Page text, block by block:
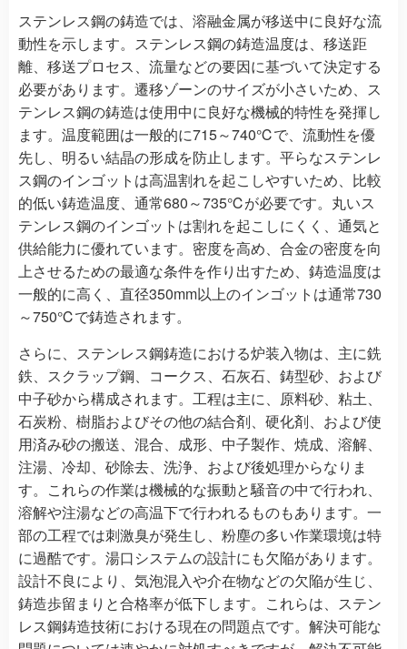
ステンレス鋼の鋳造では、溶融金属が移送中に良好な流
動性を示します。ステンレス鋼の鋳造温度は、移送距
離、移送プロセス、流量などの要因に基づいて決定する
必要があります。遷移ゾーンのサイズが小さいため、ス
テンレス鋼の鋳造は使用中に良好な機械的特性を発揮し
ます。温度範囲は一般的に715～740℃で、流動性を優
先し、明るい結晶の形成を防止します。平らなステンレ
ス鋼のインゴットは高温割れを起こしやすいため、比較
的低い鋳造温度、通常680～735℃が必要です。丸いス
テンレス鋼のインゴットは割れを起こしにくく、通気と
供給能力に優れています。密度を高め、合金の密度を向
上させるための最適な条件を作り出すため、鋳造温度は
一般的に高く、直径350mm以上のインゴットは通常730
～750℃で鋳造されます。
さらに、ステンレス鋼鋳造における炉装入物は、主に銑
鉄、スクラップ鋼、コークス、石灰石、鋳型砂、および
中子砂から構成されます。工程は主に、原料砂、粘土、
石炭粉、樹脂およびその他の結合剤、硬化剤、および使
用済み砂の搬送、混合、成形、中子製作、焼成、溶解、
注湯、冷却、砂除去、洗浄、および後処理からなりま
す。これらの作業は機械的な振動と騒音の中で行われ、
溶解や注湯などの高温下で行われるものもあります。一
部の工程では刺激臭が発生し、粉塵の多い作業環境は特
に過酷です。湯口システムの設計にも欠陥があります。
設計不良により、気泡混入や介在物などの欠陥が生じ、
鋳造歩留まりと合格率が低下します。これらは、ステン
レス鋼鋳造技術における現在の問題点です。解決可能な